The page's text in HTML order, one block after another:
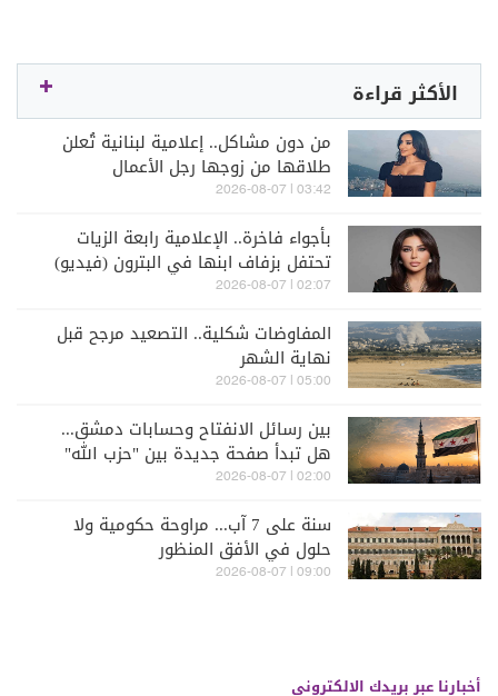
الأكثر قراءة
من دون مشاكل.. إعلامية لبنانية تُعلن
طلاقها من زوجها رجل الأعمال
03:42 | 2026-08-07
بأجواء فاخرة.. الإعلامية رابعة الزيات
تحتفل بزفاف ابنها في البترون (فيديو)
02:07 | 2026-08-07
المفاوضات شكلية.. التصعيد مرجح قبل
نهاية الشهر
05:00 | 2026-08-07
بين رسائل الانفتاح وحسابات دمشق...
هل تبدأ صفحة جديدة بين "حزب الله"
وسوريا - الشرع؟
02:00 | 2026-08-07
سنة على 7 آب... مراوحة حكومية ولا
حلول في الأفق المنظور
09:00 | 2026-08-07
أخبارنا عبر بريدك الالكتروني